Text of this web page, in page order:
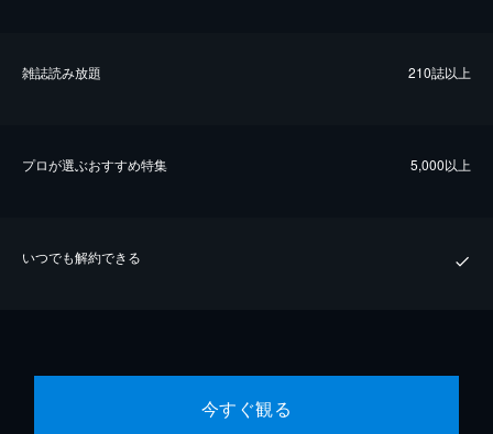
雑誌読み放題 210誌以上
プロが選ぶおすすめ特集 5,000以上
いつでも解約できる
今すぐ観る